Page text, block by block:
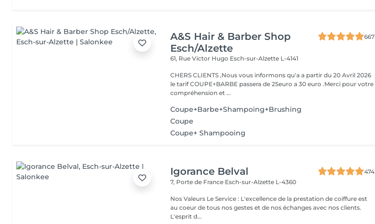
A&S Hair & Barber Shop
Esch/Alzette
667
61, Rue Victor Hugo Esch-sur-Alzette L-4141
CHERS CLIENTS ,Nous vous informons qu'a a partir du 20 Avril 2026
le tarif COUPE+BARBE passera de 25euro a 30 euro .Merci pour votre
compréhension et ...
Coupe+Barbe+Shampoing+Brushing
Coupe
Coupe+ Shampooing
Igorance Belval
474
7, Porte de France Esch-sur-Alzette L-4360
Nos Valeurs Le Service : L'excellence de la prestation de coiffure est
au coeur de tous nos gestes et de nos échanges avec nos clients.
L'esprit d...